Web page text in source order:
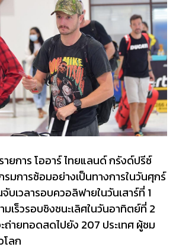
ยการ โออาร์ ไทยแลนด์ กรังด์ปรีซ์
รมการซ้อมอย่างเป็นทางการในวันศุกร์
เวลารอบควอลิฟายในวันเสาร์ที่ 1
เร็วรอบชิงชนะเลิศในวันอาทิตย์ที่ 2
ถ่ายทอดสดไปยัง 207 ประเทศ ผู้ชม
ลก